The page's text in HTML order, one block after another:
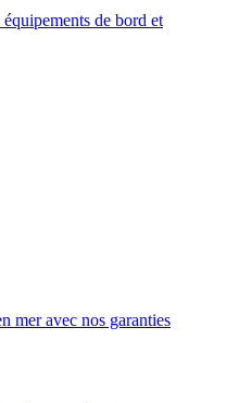
de bord et
mer avec nos garanties